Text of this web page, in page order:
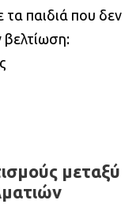
τα παιδιά που δεν
βελτίωση:
μεταξύ